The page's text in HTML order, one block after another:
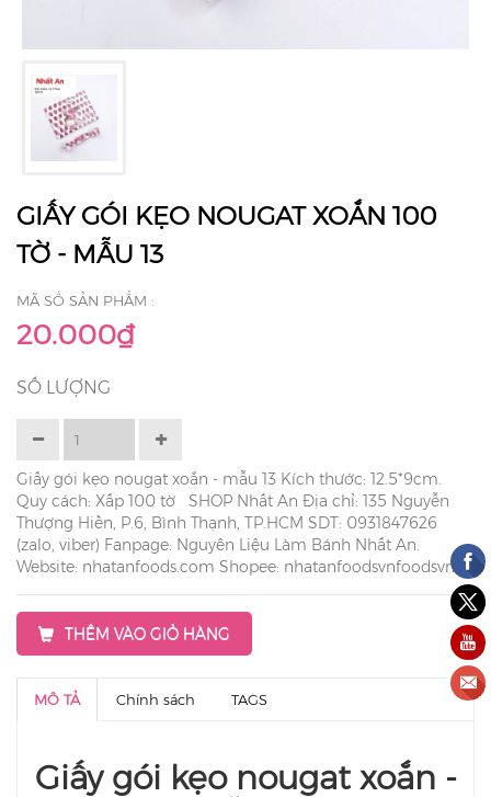
GIẤY GÓI KẸO NOUGAT XOẮN 100
TỜ - MẪU 13
MÃ SỐ SẢN PHẨM :
20.000₫
SỐ LƯỢNG
Giấy gói kẹo nougat xoắn - mẫu 13 Kích thước: 12.5*9cm.
Quy cách: Xấp 100 tờ SHOP Nhất An Địa chỉ: 135 Nguyễn
Thượng Hiền, P.6, Bình Thạnh, TP.HCM SDT: 0931847626
(zalo, viber) Fanpage: Nguyên Liệu Làm Bánh Nhất An.
Website: nhatanfoods.com Shopee: nhatanfoodsvnfoodsvn
THÊM VÀO GIỎ HÀNG
MÔ TẢ Chính sách TAGS
Giấy gói kẹo nougat xoắn -